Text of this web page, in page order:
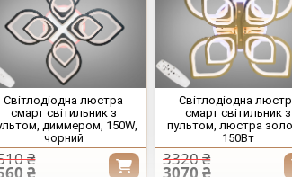
Світлодіодна люстра
смарт світильник з
диммером, 150W,
чорний
₴
₴
Світлодіодна
смарт світильник з
пультом, люстра
150Вт
3320 ₴
3070 ₴